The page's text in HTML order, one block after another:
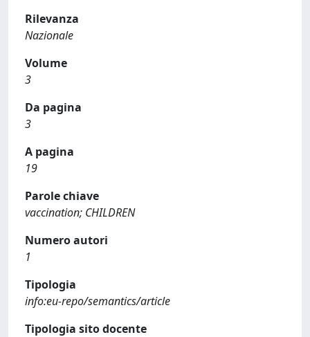
Rilevanza
Nazionale
Volume
3
Da pagina
3
A pagina
19
Parole chiave
vaccination; CHILDREN
Numero autori
1
Tipologia
info:eu-repo/semantics/article
Tipologia sito docente